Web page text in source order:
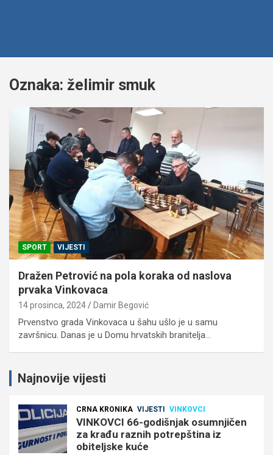
Oznaka: želimir smuk
SPORT VIJESTI
Dražen Petrović na pola koraka od naslova
prvaka Vinkovaca
14 prosinca, 2024 Damir Begović
Prvenstvo grada Vinkovaca u šahu ušlo je u samu
završnicu. Danas je u Domu hrvatskih branitelja…
Najnovije vijesti
CRNA KRONIKA VIJESTI VINKOVCI
VINKOVCI 66-godišnjak osumnjičen
za krađu raznih potrepština iz
obiteljske kuće